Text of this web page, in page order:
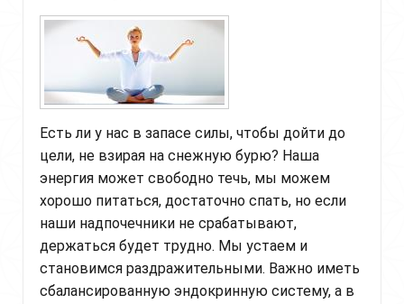
Есть ли у нас в запасе силы, чтобы дойти до
цели, не взирая на снежную бурю? Наша
энергия может свободно течь, мы можем
хорошо питаться, достаточно спать, но если
наши надпочечники не срабатывают,
держаться будет трудно. Мы устаем и
становимся раздражительными. Важно иметь
сбалансированную эндокринную систему, а в